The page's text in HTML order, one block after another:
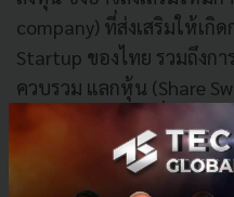
company) ที่ส่งเสริมให้เกิ
Startup ของไทย รวมถึงก
ควบรวม แลกหุ้น (Share
สร้างแพลตฟอร์มที่มีศักยภ
แข่งขันกับแพลตฟอร์มต่าง